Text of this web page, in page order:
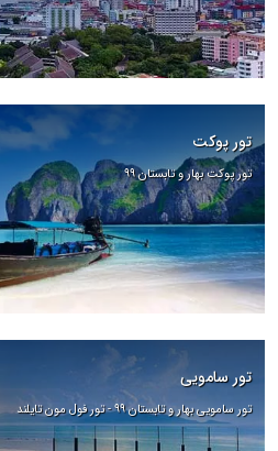
تور پوکت
تور پوکت بهار و تابستان ۹۹
تور سامویی
تور سامویی بهار و تابستان ۹۹ - تور فول مون تایلند